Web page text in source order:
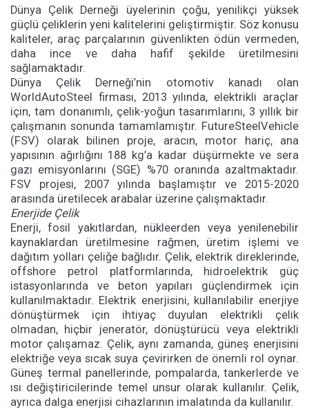
Dünya Çelik Derneği üyelerinin çoğu, yenilikçi yüksek
güçlü çeliklerin yeni kalitelerini geliştirmiştir. Söz konusu
kaliteler, araç parçalarının güvenlikten ödün vermeden,
daha ince ve daha hafif şekilde üretilmesini
sağlamaktadır.
Dünya Çelik Derneği’nin otomotiv kanadı olan
WorldAutoSteel firması, 2013 yılında, elektrikli araçlar
için, tam donanımlı, çelik-yoğun tasarımlarını, 3 yıllık bir
çalışmanın sonunda tamamlamıştır. FutureSteelVehicle
(FSV) olarak bilinen proje, aracın, motor hariç, ana
yapısının ağırlığını 188 kg’a kadar düşürmekte ve sera
gazı emisyonlarını (SGE) %70 oranında azaltmaktadır.
FSV projesi, 2007 yılında başlamıştır ve 2015-2020
arasında üretilecek arabalar üzerine çalışmaktadır.
Enerjide Çelik
Enerji, fosil yakıtlardan, nükleerden veya yenilenebilir
kaynaklardan üretilmesine rağmen, üretim işlemi ve
dağıtım yolları çeliğe bağlıdır. Çelik, elektrik direklerinde,
offshore petrol platformlarında, hidroelektrik güç
istasyonlarında ve beton yapıları güçlendirmek için
kullanılmaktadır. Elektrik enerjisini, kullanılabilir enerjiye
dönüştürmek için ihtiyaç duyulan elektrikli çelik
olmadan, hiçbir jeneratör, dönüştürücü veya elektrikli
motor çalışamaz. Çelik, aynı zamanda, güneş enerjisini
elektriğe veya sıcak suya çevirirken de önemli rol oynar.
Güneş termal panellerinde, pompalarda, tankerlerde ve
ısı değiştiricilerinde temel unsur olarak kullanılır. Çelik,
ayrıca dalga enerjisi cihazlarının imalatında da kullanılır.